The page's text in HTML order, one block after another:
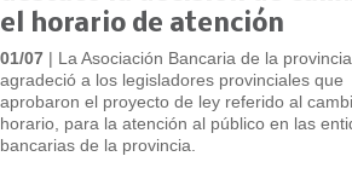
el horario de atención
01/07 | La Asociación Bancaria de la provincia
agradeció a los legisladores provinciales que
aprobaron el proyecto de ley referido al
horario, para la atención al público en las
bancarias de la provincia.